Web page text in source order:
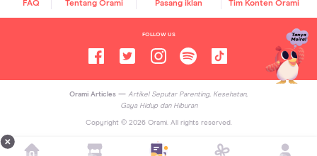
FAQ Tentang Orami Pasang iklan Tim Konten Orami
FOLLOW US
Orami Articles — Artikel Seputar Parenting, Kesehatan,
Gaya Hidup dan Hiburan
Copyright © 2026Orami. All rights reserved.